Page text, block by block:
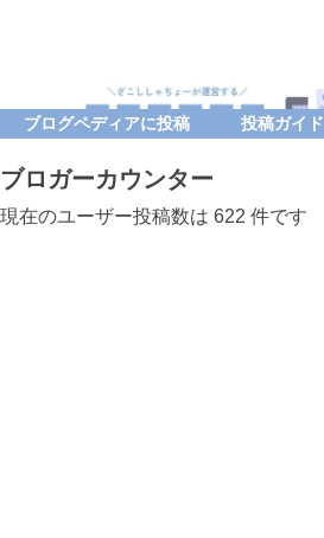
ブログペディアに投稿 投稿ガイド
ブロガーカウンター
現在のユーザー投稿数は 622 件です